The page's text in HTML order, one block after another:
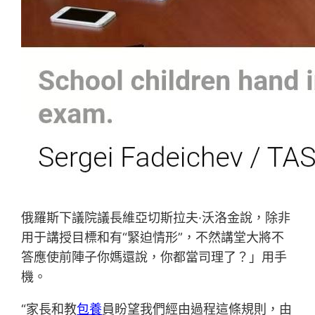
俄羅斯下議院議長維亞切斯拉夫·沃洛金說，除非
用于講授目標和有“緊迫情形”，不然講堂大將不
答應使前陣子你媽還說，你都當司理了？」用手
機。
“家長和教包養員盼望我們經由過程這條規則，由